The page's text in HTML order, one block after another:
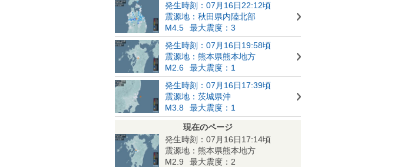
発生時刻：07月16日22:12頃
震源地：秋田県内陸北部
M4.5
最大震度：3
発生時刻：07月16日19:58頃
震源地：熊本県熊本地方
M2.6
最大震度：1
発生時刻：07月16日17:39頃
震源地：茨城県沖
M3.8
最大震度：1
現在のページ
発生時刻：07月16日17:14頃
震源地：熊本県熊本地方
M2.9
最大震度：2